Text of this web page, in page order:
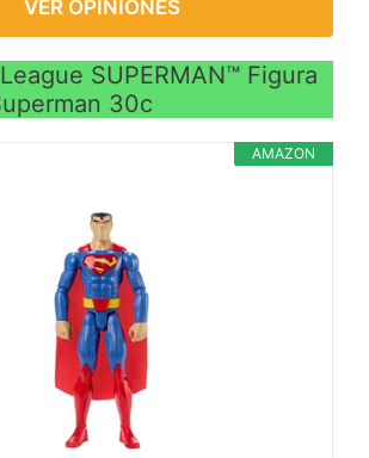
VER OPINIONES
SUPERMAN™ Figura
30c
AMAZON